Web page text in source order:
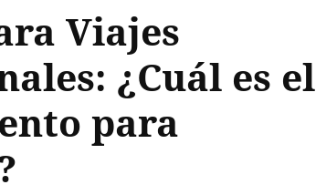
Viajes
¿Cuál es el
para